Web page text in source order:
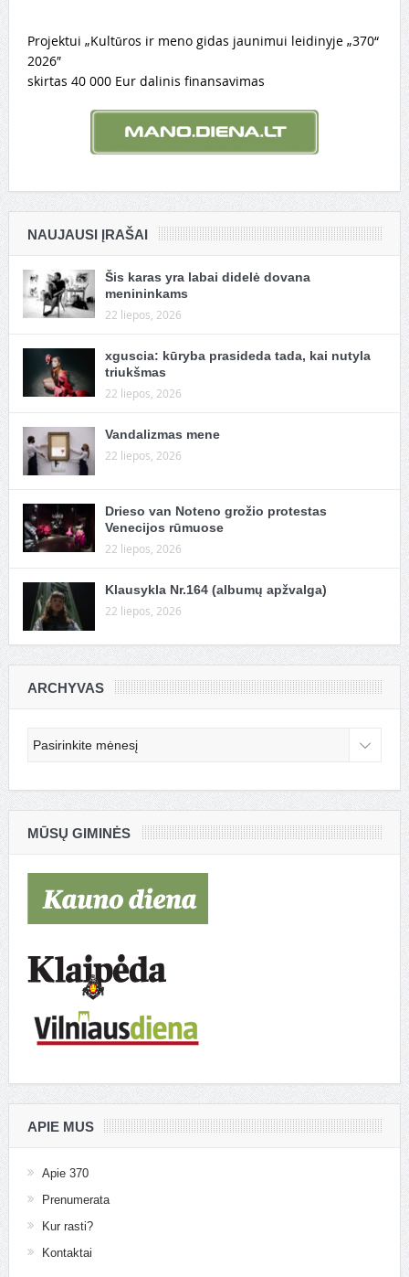
Projektui „Kultūros ir meno gidas jaunimui leidinyje „370“
2026″
skirtas 40 000 Eur dalinis finansavimas
NAUJAUSI ĮRAŠAI
Šis karas yra labai didelė dovana
menininkams
22 liepos, 2026
xguscia: kūryba prasideda tada, kai nutyla
triukšmas
22 liepos, 2026
Vandalizmas mene
22 liepos, 2026
Drieso van Noteno grožio protestas
Venecijos rūmuose
22 liepos, 2026
Klausykla Nr.164 (albumų apžvalga)
22 liepos, 2026
ARCHYVAS
MŪSŲ GIMINĖS
APIE MUS
Apie 370
Prenumerata
Kur rasti?
Kontaktai